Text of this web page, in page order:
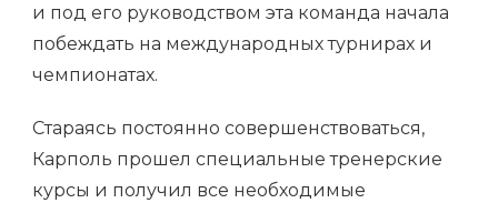
и под его руководством эта команда начала
побеждать на международных турнирах и
чемпионатах.
Стараясь постоянно совершенствоваться,
Карполь прошел специальные тренерские
курсы и получил все необходимые